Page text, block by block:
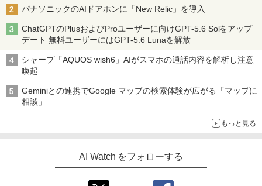
パナソニックのAIドアホンに「New Relic」を導入
ChatGPTのPlusおよびProユーザーに向けGPT-5.6 Solをアップ
デート 無料ユーザーにはGPT-5.6 Lunaを解放
シャープ「AQUOS wish6」AIがスマホの通話内容を解析し注意
喚起
Geminiとの連携でGoogle マップの検索体験が広がる「マップに
相談」
もっと見る
AI Watch をフォローする